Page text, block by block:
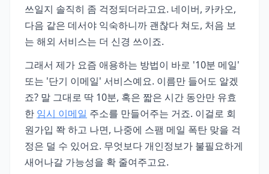
쓰일지 솔직히 좀 걱정되더라고요. 네이버, 카카오,
다음 같은 데서야 익숙하니까 괜찮다 쳐도, 처음 보
는 해외 서비스는 더 신경 쓰이죠.
그래서 제가 요즘 애용하는 방법이 바로 '10분 메일'
또는 '단기 이메일' 서비스예요. 이름만 들어도 알겠
죠? 말 그대로 딱 10분, 혹은 짧은 시간 동안만 유효
한 임시 이메일 주소를 만들어주는 거죠. 이걸로 회
원가입 쫙 하고 나면, 나중에 스팸 메일 폭탄 맞을 걱
정은 덜 수 있어요. 무엇보다 개인정보가 불필요하게
새어나갈 가능성을 확 줄여주고요.